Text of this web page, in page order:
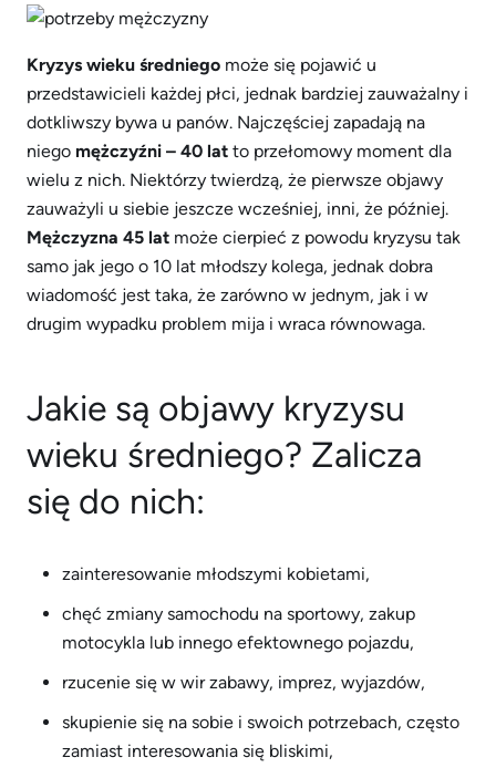
Kryzys wieku średniego może się pojawić u
przedstawicieli każdej płci, jednak bardziej zauważalny i
dotkliwszy bywa u panów. Najczęściej zapadają na
niego mężczyźni – 40 lat to przełomowy moment dla
wielu z nich. Niektórzy twierdzą, że pierwsze objawy
zauważyli u siebie jeszcze wcześniej, inni, że później.
Mężczyzna 45 lat może cierpieć z powodu kryzysu tak
samo jak jego o 10 lat młodszy kolega, jednak dobra
wiadomość jest taka, że zarówno w jednym, jak i w
drugim wypadku problem mija i wraca równowaga.
Jakie są objawy kryzysu
wieku średniego? Zalicza
się do nich:
zainteresowanie młodszymi kobietami,
chęć zmiany samochodu na sportowy, zakup
motocykla lub innego efektownego pojazdu,
rzucenie się w wir zabawy, imprez, wyjazdów,
skupienie się na sobie i swoich potrzebach, często
zamiast interesowania się bliskimi,